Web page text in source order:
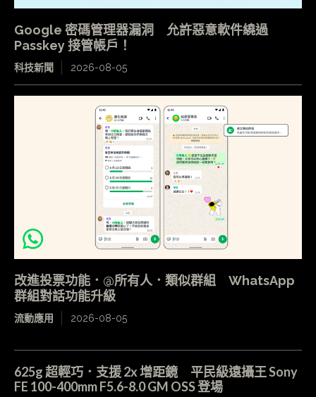
Google 密碼管理器漏洞 允許惡意軟件繞過
Passkey 接管帳戶！
科技新聞 2026-08-05
改進投票功能．@所有人．類似群組 WhatsApp
群組對話功能升級
流動應用 2026-08-05
625g 超輕巧．支援 2x 增距鏡 平民級遠攝王 Sony
FE 100-400mm F5.6-8.0 GM OSS 登場